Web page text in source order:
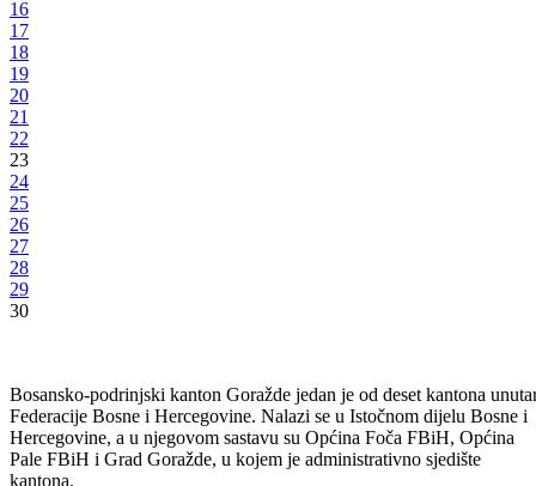
Obilježen Dan općine Pale u FBiH i 26.godišnjica oslobođenja
Hrenovice
Jedinstvom naroda do svjetlije budućnosti i dostojanstvenog života
građana na ovom području
29.09.2018
Objave Sep, 2018
2026. godina
Pon
Uto
Sri
Sub
Ned